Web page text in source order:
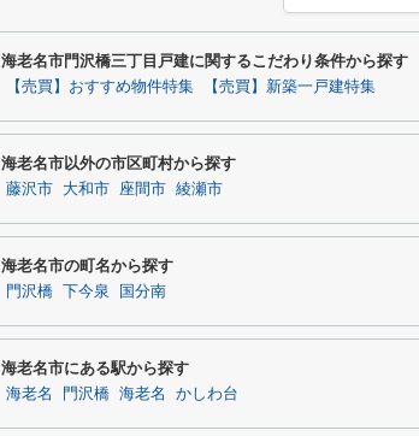
海老名市門沢橋三丁目戸建に関するこだわり条件から探す
【売買】おすすめ物件特集 【売買】新築一戸建特集
海老名市以外の市区町村から探す
藤沢市 大和市 座間市 綾瀬市
海老名市の町名から探す
門沢橋 下今泉 国分南
海老名市にある駅から探す
海老名 門沢橋 海老名 かしわ台